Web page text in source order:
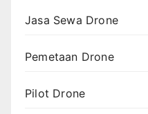
Jasa Sewa Drone
Pemetaan Drone
Pilot Drone